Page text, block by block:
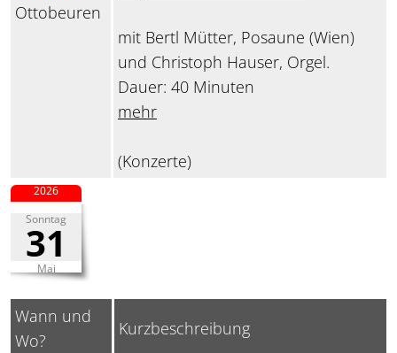
Ottobeuren
mit Bertl Mütter, Posaune (Wien)
und Christoph Hauser, Orgel.
Dauer: 40 Minuten
mehr
(Konzerte)
Sonntag
31
Mai
2026
Wann und
Wo?
Kurzbeschreibung